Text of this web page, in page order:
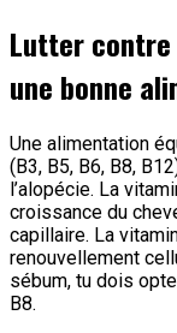
Lutter contre
une bonne
Une alimentation
(B3, B5, B6, B8,
l’alopécie. La
croissance du
capillaire. La
renouvellement
sébum, tu dois
B8.